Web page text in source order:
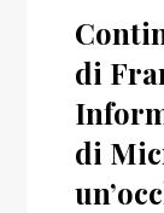
di
di